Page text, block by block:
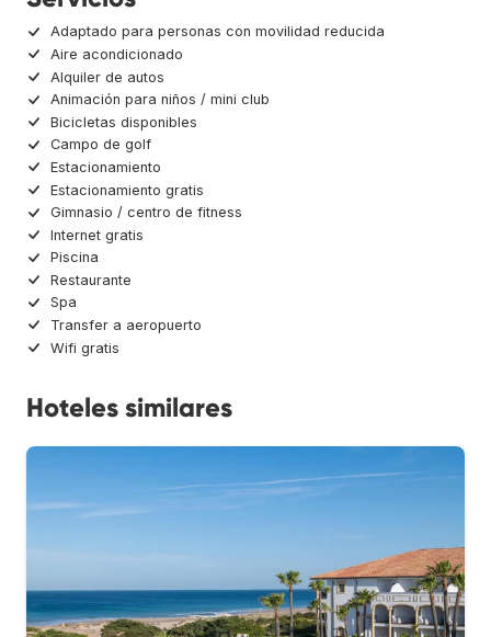
Adaptado para personas con movilidad reducida
Aire acondicionado
Alquiler de autos
Animación para niños / mini club
Bicicletas disponibles
Campo de golf
Estacionamiento
Estacionamiento gratis
Gimnasio / centro de fitness
Internet gratis
Piscina
Restaurante
Spa
Transfer a aeropuerto
Wifi gratis
Hoteles similares